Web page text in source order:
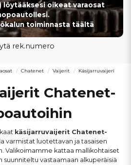
löytääksesi oikeat varaosat
toiminnasta täältä
rek.numero
Chatenet Vaijerit Käsijarruvaijeri
Chatenet-
käsijarruvaijerit Chatenet-
varmistat luotettavan ja tasaisen
Valikoimamme kattaa mallikohtaiset
suunniteltu vastaamaan alkuperäisiä